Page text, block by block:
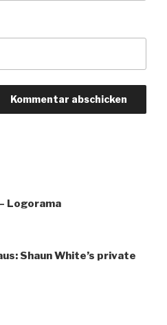
Logorama
Shaun White’s private